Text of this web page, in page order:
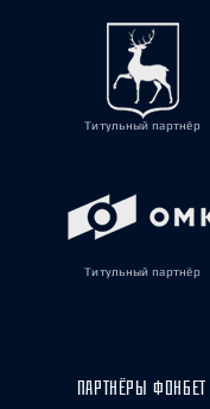
Титульный партнёр
Титульный партнёр
ПАРТНЁРЫ ФОНБЕТ